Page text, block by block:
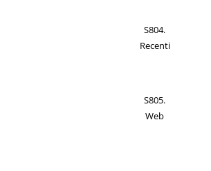
S804.
Recenti
S805.
Web